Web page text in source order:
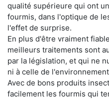
qualité supérieure qui ont
fourmis, dans l'optique de
l'effet de surprise.
En plus d'être vraiment
meilleurs traitements sont
par la législation, et qui ne
ni à celle de
Avec de bons produits
facilement les fourmis qui